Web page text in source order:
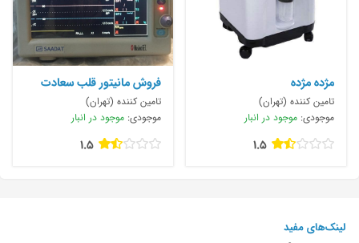
مژده مژده
تامین کننده (تهران)
موجودی: موجود در انبار
1.5
فروش مانیتور قلب سعادت
S1600
تامین کننده (تهران)
موجودی: موجود در انبار
1.5
لینک‌های مفید